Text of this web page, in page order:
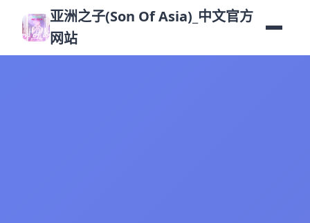
亚洲之子(Son Of Asia)_中文官方
网站